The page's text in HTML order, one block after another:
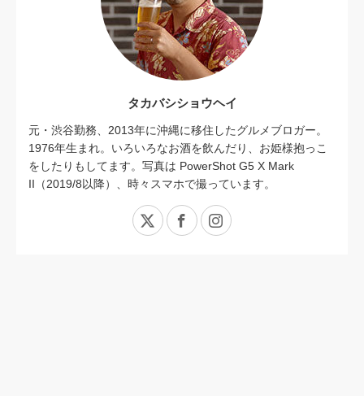
タカバシショウヘイ
元・渋谷勤務、2013年に沖縄に移住したグルメブロガー。
1976年生まれ。いろいろなお酒を飲んだり、お姫様抱っこ
をしたりもしてます。写真は PowerShot G5 X Mark
II（2019/8以降）、時々スマホで撮っています。
X FacebookInstagram